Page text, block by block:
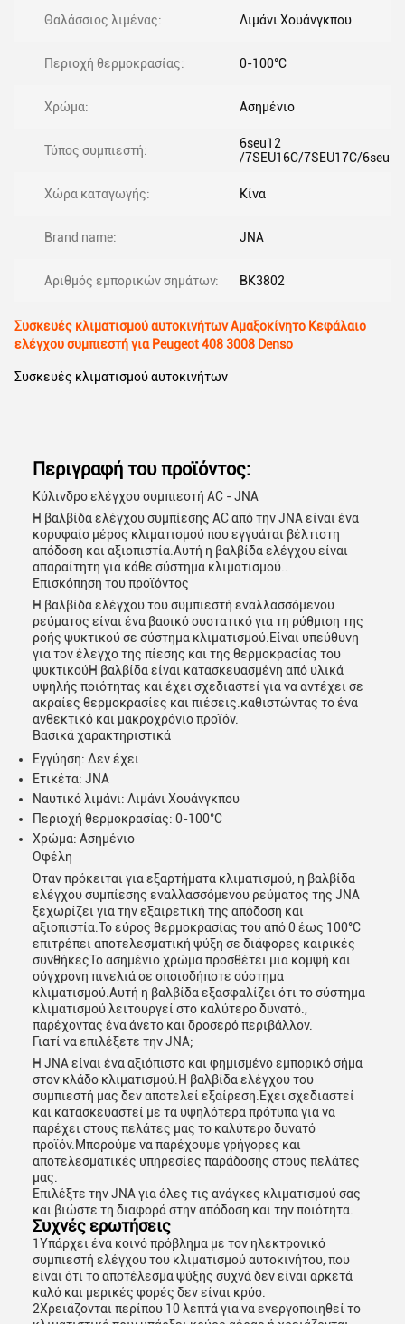
Θαλάσσιος λιμένας: Λιμάνι Χουάνγκπου
Περιοχή θερμοκρασίας: 0-100°C
Χρώμα: Ασημένιο
Τύπος συμπιεστή:
6seu12
/7SEU16C/7SEU17C/6seu
Χώρα καταγωγής: Κίνα
Brand name: JNA
Αριθμός εμπορικών σημάτων: BK3802
Συσκευές κλιματισμού αυτοκινήτων Αμαξοκίνητο Κεφάλαιο
ελέγχου συμπιεστή για Peugeot 408 3008 Denso
Συσκευές κλιματισμού αυτοκινήτων
Περιγραφή του προϊόντος:
Κύλινδρο ελέγχου συμπιεστή AC - JNA
Η βαλβίδα ελέγχου συμπίεσης AC από την JNA είναι ένα
κορυφαίο μέρος κλιματισμού που εγγυάται βέλτιστη
απόδοση και αξιοπιστία.Αυτή η βαλβίδα ελέγχου είναι
απαραίτητη για κάθε σύστημα κλιματισμού..
Επισκόπηση του προϊόντος
Η βαλβίδα ελέγχου του συμπιεστή εναλλασσόμενου
ρεύματος είναι ένα βασικό συστατικό για τη ρύθμιση της
ροής ψυκτικού σε σύστημα κλιματισμού.Είναι υπεύθυνη
για τον έλεγχο της πίεσης και της θερμοκρασίας του
ψυκτικούΗ βαλβίδα είναι κατασκευασμένη από υλικά
υψηλής ποιότητας και έχει σχεδιαστεί για να αντέχει σε
ακραίες θερμοκρασίες και πιέσεις.καθιστώντας το ένα
ανθεκτικό και μακροχρόνιο προϊόν.
Βασικά χαρακτηριστικά
Εγγύηση: Δεν έχει
Ετικέτα: JNA
Ναυτικό λιμάνι: Λιμάνι Χουάνγκπου
Περιοχή θερμοκρασίας: 0-100°C
Χρώμα: Ασημένιο
Οφέλη
Όταν πρόκειται για εξαρτήματα κλιματισμού, η βαλβίδα
ελέγχου συμπίεσης εναλλασσόμενου ρεύματος της JNA
ξεχωρίζει για την εξαιρετική της απόδοση και
αξιοπιστία.Το εύρος θερμοκρασίας του από 0 έως 100°C
επιτρέπει αποτελεσματική ψύξη σε διάφορες καιρικές
συνθήκεςΤο ασημένιο χρώμα προσθέτει μια κομψή και
σύγχρονη πινελιά σε οποιοδήποτε σύστημα
κλιματισμού.Αυτή η βαλβίδα εξασφαλίζει ότι το σύστημα
κλιματισμού λειτουργεί στο καλύτερο δυνατό.,
παρέχοντας ένα άνετο και δροσερό περιβάλλον.
Γιατί να επιλέξετε την JNA;
Η JNA είναι ένα αξιόπιστο και φημισμένο εμπορικό σήμα
στον κλάδο κλιματισμού.Η βαλβίδα ελέγχου του
συμπιεστή μας δεν αποτελεί εξαίρεση.Έχει σχεδιαστεί
και κατασκευαστεί με τα υψηλότερα πρότυπα για να
παρέχει στους πελάτες μας το καλύτερο δυνατό
προϊόν.Μπορούμε να παρέχουμε γρήγορες και
αποτελεσματικές υπηρεσίες παράδοσης στους πελάτες
μας.
Επιλέξτε την JNA για όλες τις ανάγκες κλιματισμού σας
και βιώστε τη διαφορά στην απόδοση και την ποιότητα.
Συχνές ερωτήσεις
1Υπάρχει ένα κοινό πρόβλημα με τον ηλεκτρονικό
συμπιεστή ελέγχου του κλιματισμού αυτοκινήτου, που
είναι ότι το αποτέλεσμα ψύξης συχνά δεν είναι αρκετά
καλό και μερικές φορές δεν είναι κρύο.
2Χρειάζονται περίπου 10 λεπτά για να ενεργοποιηθεί το